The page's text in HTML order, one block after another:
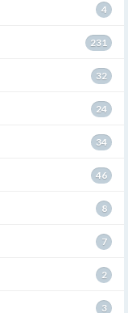
4
231
32
24
34
46
8
7
2
3